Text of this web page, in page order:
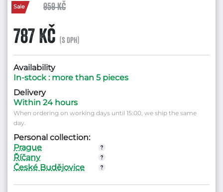
Sale 959 Kč
787 Kč (s DPH)
Availability
In-stock : more than 5 pieces
Delivery
Within 24 hours
When ordering on working days until 15:00, we ship the same
day.
Personal collection:
Prague
Říčany
České Budějovice